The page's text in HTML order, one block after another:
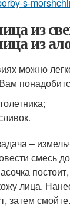
s-
из
из
можно
–
смесь
лица.
затем смойте.